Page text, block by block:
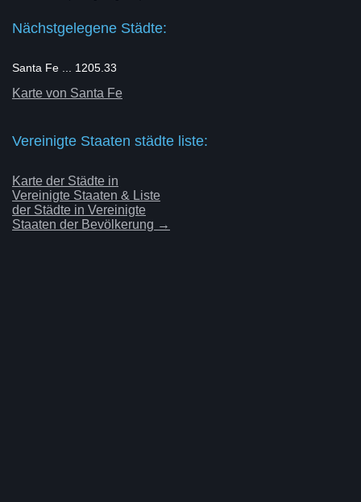
Nächstgelegene Städte:
Santa Fe ... 1205.33
Karte von Santa Fe
Vereinigte Staaten städte liste:
Karte der Städte in
Vereinigte Staaten & Liste
der Städte in Vereinigte
Staaten der Bevölkerung →